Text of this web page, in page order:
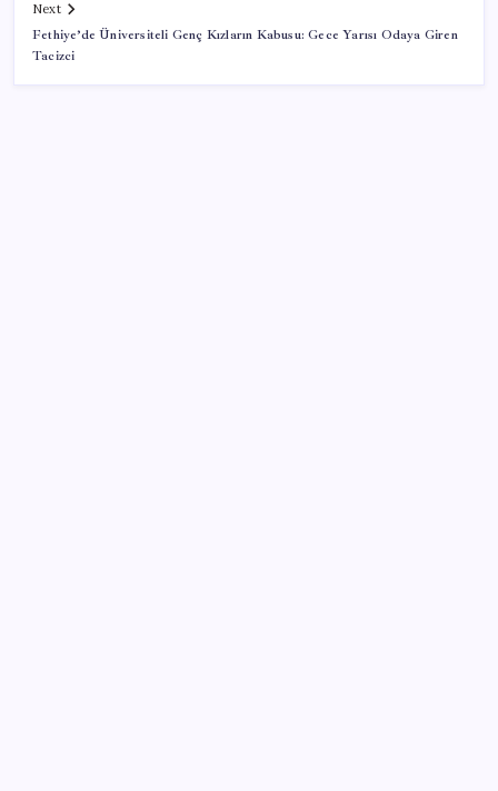
Next
Fethiye’de Üniversiteli Genç Kızların Kabusu: Gece Yarısı Odaya Giren
Tacizci